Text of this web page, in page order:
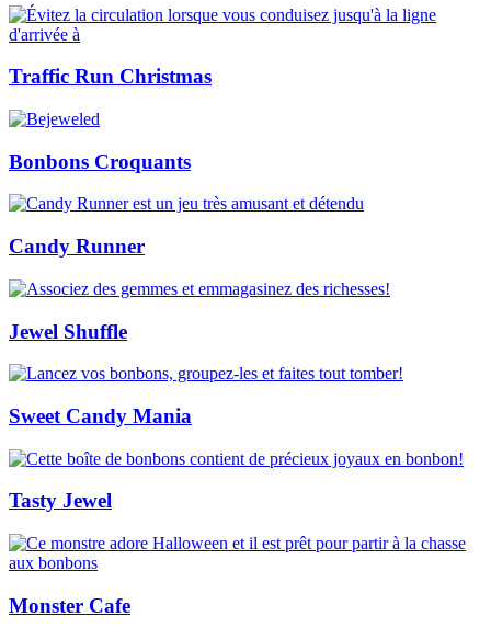
Traffic Run Christmas
Bonbons Croquants
Candy Runner
Jewel Shuffle
Sweet Candy Mania
Tasty Jewel
Monster Cafe